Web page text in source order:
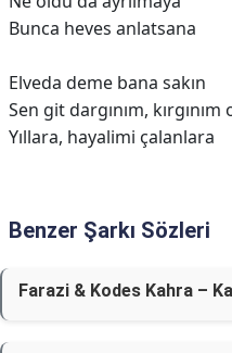
Bunca heves anlatsana
Elveda deme bana sakın
Sen git dargınım,
Yıllara, hayalimi çalanlara
Benzer Şarkı Sözleri
Farazi & Kodes Kahra –